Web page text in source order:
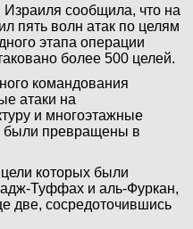
сообщила, что на
пять волн атак по целям
этапа операции
более 500 целей.
командования
атаки на
и многоэтажные
были превращены в
которых были
Туффах и аль-Фуркан,
сосредоточившись